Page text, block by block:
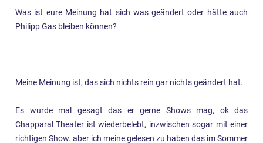
Was ist eure Meinung hat sich was geändert oder hätte auch
Philipp Gas bleiben können?
Meine Meinung ist, das sich nichts rein gar nichts geändert hat.
Es wurde mal gesagt das er gerne Shows mag, ok das
Chapparal Theater ist wiederbelebt, inzwischen sogar mit einer
richtigen Show. aber ich meine gelesen zu haben das im Sommer